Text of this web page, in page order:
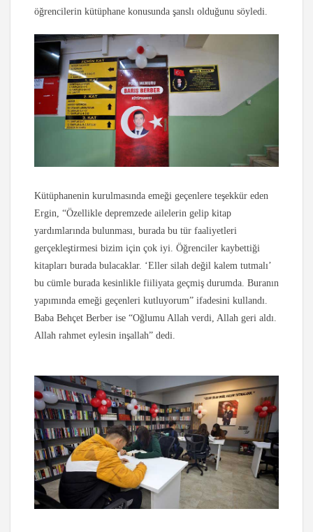
öğrencilerin kütüphane konusunda şanslı olduğunu söyledi.
Kütüphanenin kurulmasında emeği geçenlere teşekkür eden
Ergin, “Özellikle depremzede ailelerin gelip kitap
yardımlarında bulunması, burada bu tür faaliyetleri
gerçekleştirmesi bizim için çok iyi. Öğrenciler kaybettiği
kitapları burada bulacaklar. ‘Eller silah değil kalem tutmalı’
bu cümle burada kesinlikle fiiliyata geçmiş durumda. Buranın
yapımında emeği geçenleri kutluyorum” ifadesini kullandı.
Baba Behçet Berber ise “Oğlumu Allah verdi, Allah geri aldı.
Allah rahmet eylesin inşallah” dedi.